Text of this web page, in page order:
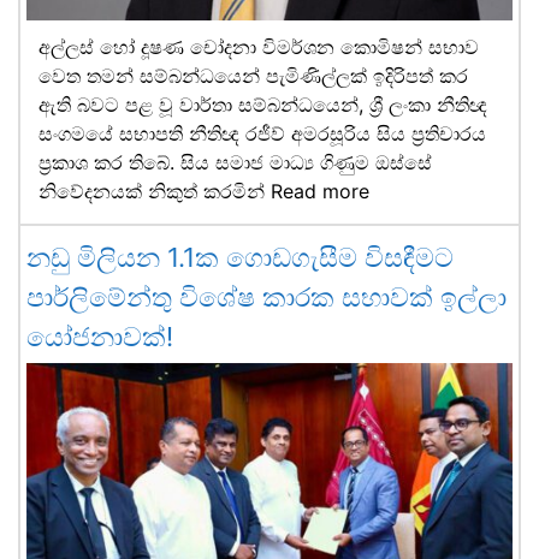
අල්ලස් හෝ දූෂණ චෝදනා විමර්ශන කොමිෂන් සභාව
වෙත තමන් සම්බන්ධයෙන් පැමිණිල්ලක් ඉදිරිපත් කර
ඇති බවට පළ වූ වාර්තා සම්බන්ධයෙන්, ශ්‍රී ලංකා නීතිඥ
සංගමයේ සභාපති නීතිඥ රජීව් අමරසූරිය සිය ප්‍රතිචාරය
ප්‍රකාශ කර තිබේ. සිය සමාජ මාධ්‍ය ගිණුම ඔස්සේ
නිවේදනයක් නිකුත් කරමින් Read more
නඩු මිලියන 1.1ක ගොඩගැසීම විසඳීමට
පාර්ලිමේන්තු විශේෂ කාරක සභාවක් ඉල්ලා
යෝජනාවක්!